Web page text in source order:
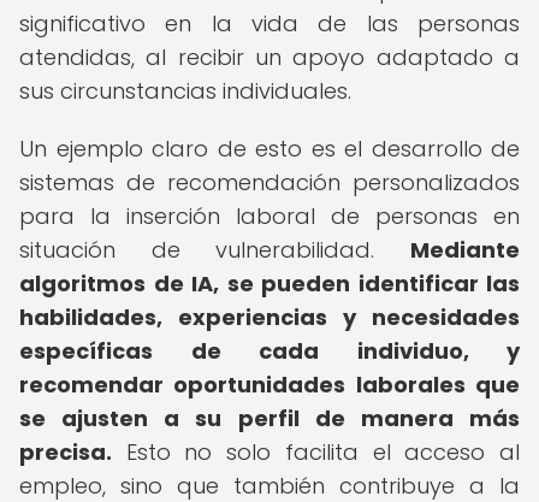
significativo en la vida de las personas
atendidas, al recibir un apoyo adaptado a
sus circunstancias individuales.
Un ejemplo claro de esto es el desarrollo de
sistemas de recomendación personalizados
para la inserción laboral de personas en
situación de vulnerabilidad. Mediante
algoritmos de IA, se pueden identificar las
habilidades, experiencias y necesidades
específicas de cada individuo, y
recomendar oportunidades laborales que
se ajusten a su perfil de manera más
precisa. Esto no solo facilita el acceso al
empleo, sino que también contribuye a la